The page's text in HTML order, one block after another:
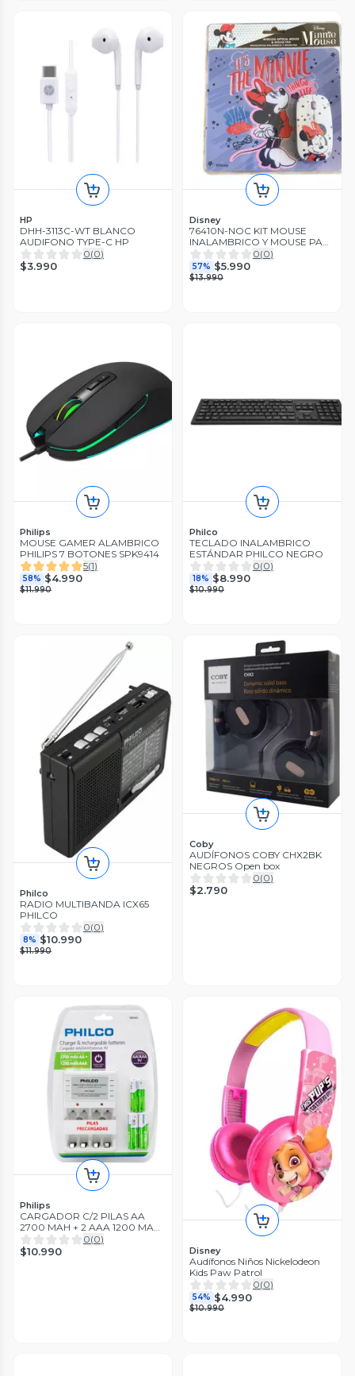
HP
DHH-3113C-WT BLANCO
AUDIFONO TYPE-C HP
0(0)
$3.990
Disney
76410N-NOC KIT MOUSE
INALAMBRICO Y MOUSE PAD
MINNIE 2
0(0)
57% $5.990
$13.990
Philips
MOUSE GAMER ALAMBRICO
PHILIPS 7 BOTONES SPK9414
5(1)
58% $4.990
$11.990
Philco
TECLADO INALAMBRICO
ESTÁNDAR PHILCO NEGRO
0(0)
18% $8.990
$10.990
Philco
RADIO MULTIBANDA ICX65
PHILCO
0(0)
8% $10.990
$11.990
Coby
AUDÍFONOS COBY CHX2BK
NEGROS Open box
0(0)
$2.790
Philips
CARGADOR C/2 PILAS AA
2700 MAH + 2 AAA 1200 MAH
PRE-CARGADAS
0(0)
$10.990 Disney
Audífonos Niños Nickelodeon
Kids Paw Patrol
0(0)
54% $4.990
$10.990